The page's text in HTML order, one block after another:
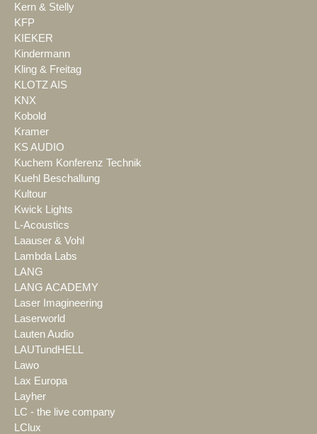
Kern & Stelly
KFP
KIEKER
Kindermann
Kling & Freitag
KLOTZ AIS
KNX
Kobold
Kramer
KS AUDIO
Kuchem Konferenz Technik
Kuehl Beschallung
Kultour
Kwick Lights
L-Acoustics
Laauser & Vohl
Lambda Labs
LANG
LANG ACADEMY
Laser Imagineering
Laserworld
Lauten Audio
LAUTundHELL
Lawo
Lax Europa
Layher
LC - the live company
LClux